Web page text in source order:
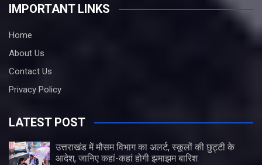
IMPORTANT LINKS
Home
About Us
Contact Us
Privacy Policy
LATEST POST
उत्तराखंड में मौसम विभाग का अलर्ट, स्कूलों की छुट्टी के
आदेश, जानिए कहां-कहां होगी झमाझम बारिश